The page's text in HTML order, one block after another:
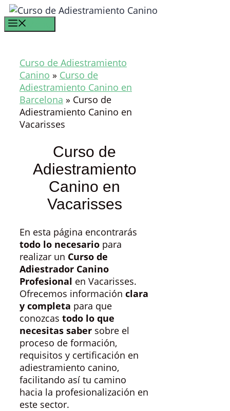
Saltar
al
contenido
Curso de Adiestramiento
Canino » Curso de
Adiestramiento Canino en
Barcelona » Curso de
Adiestramiento Canino en
Vacarisses
Curso de
Adiestramiento
Canino en
Vacarisses
En esta página encontrarás
todo lo necesario para
realizar un Curso de
Adiestrador Canino
Profesional en Vacarisses.
Ofrecemos información clara
y completa para que
conozcas todo lo que
necesitas saber sobre el
proceso de formación,
requisitos y certificación en
adiestramiento canino,
facilitando así tu camino
hacia la profesionalización en
este sector.